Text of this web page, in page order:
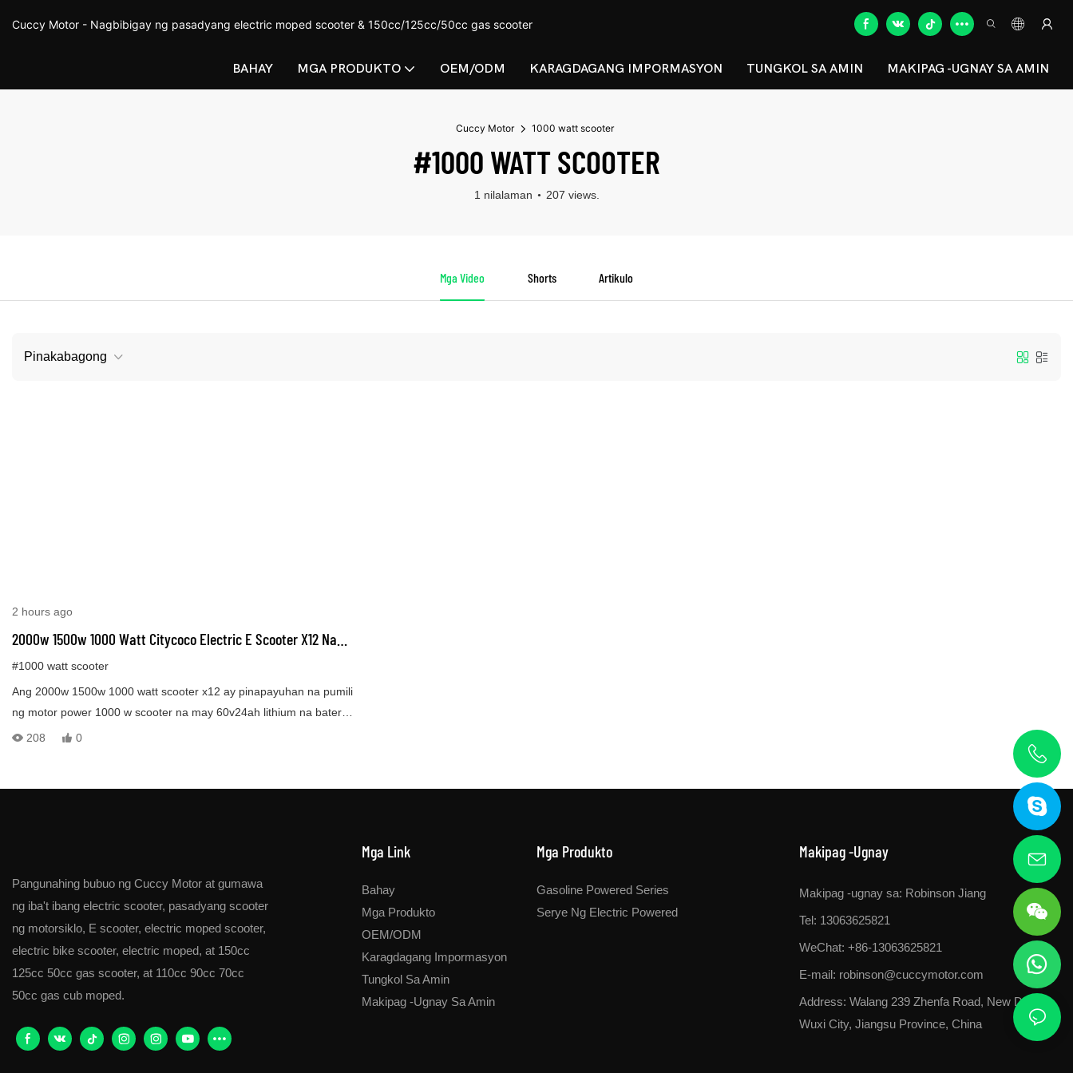
Cuccy Motor - Nagbibigay ng pasadyang electric moped scooter & 150cc/125cc/50cc gas scooter
BAHAY MGA PRODUKTO OEM/ODM KARAGDAGANG IMPORMASYON TUNGKOL SA AMIN MAKIPAG -UGNAY SA AMIN
Cuccy Motor 1000 watt scooter
#1000 WATT SCOOTER
1 nilalaman 207 views.
Mga Video Shorts Artikulo
Pinakabagong
2 hours ago
2000w 1500w 1000 Watt Citycoco Electric E Scooter X12 Na
May Lithium Battery At Matabang Gulong
#1000 watt scooter
Ang 2000w 1500w 1000 watt scooter x12 ay pinapayuhan na pumili
ng motor power 1000 w scooter na may 60v24ah lithium na baterya
upang mapanatili ang mas mahabang hanay na 80 km, Ang fat trie
208 0
Pangunahing bubuo ng Cuccy Motor at gumawa
ng iba't ibang electric scooter, pasadyang scooter
ng motorsiklo, E scooter, electric moped scooter,
electric bike scooter, electric moped, at 150cc
125cc 50cc gas scooter, at 110cc 90cc 70cc
50cc gas cub moped.
Mga Link
Bahay
Mga Produkto
OEM/ODM
Karagdagang Impormasyon
Tungkol Sa Amin
Makipag -ugnay Sa Amin
Mga Produkto
Gasoline Powered Series
Serye Ng Electric Powered
Makipag -ugnay
Makipag -ugnay sa: Robinson Jiang
Tel: 13063625821
WeChat: +86-13063625821
E-mail: robinson@cuccymotor.com
Address: Walang 239 Zhenfa Road, New District,
Wuxi City, Jiangsu Province, China